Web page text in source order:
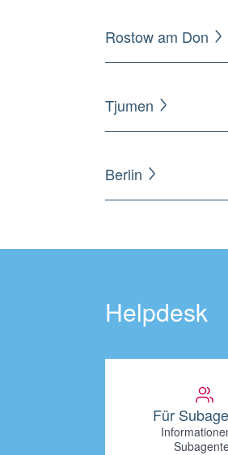
Rostow am Don
Tjumen
Berlin
Helpdesk
Für